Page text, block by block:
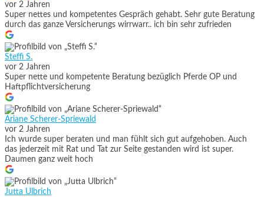
vor 2 Jahren
Super nettes und kompetentes Gespräch gehabt. Sehr gute Beratung
durch das ganze Versicherungs wirrwarr.. ich bin sehr zufrieden
Steffi S.
vor 2 Jahren
Super nette und kompetente Beratung bezüglich Pferde OP und
Haftpflichtversicherung
Ariane Scherer-Spriewald
vor 2 Jahren
Ich wurde super beraten und man fühlt sich gut aufgehoben. Auch
das jederzeit mit Rat und Tat zur Seite gestanden wird ist super.
Daumen ganz weit hoch
Jutta Ulbrich